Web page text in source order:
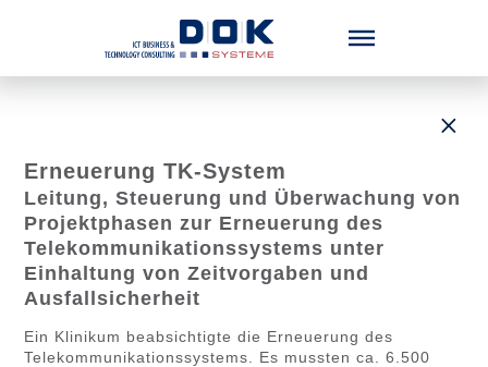
Erneuerung TK-System
Leitung, Steuerung und Überwachung von
Projektphasen zur Erneuerung des
Telekommunikationssystems unter
Einhaltung von Zeitvorgaben und
Ausfallsicherheit
Ein Klinikum beabsichtigte die Erneuerung des
Telekommunikationssystems. Es mussten ca. 6.500